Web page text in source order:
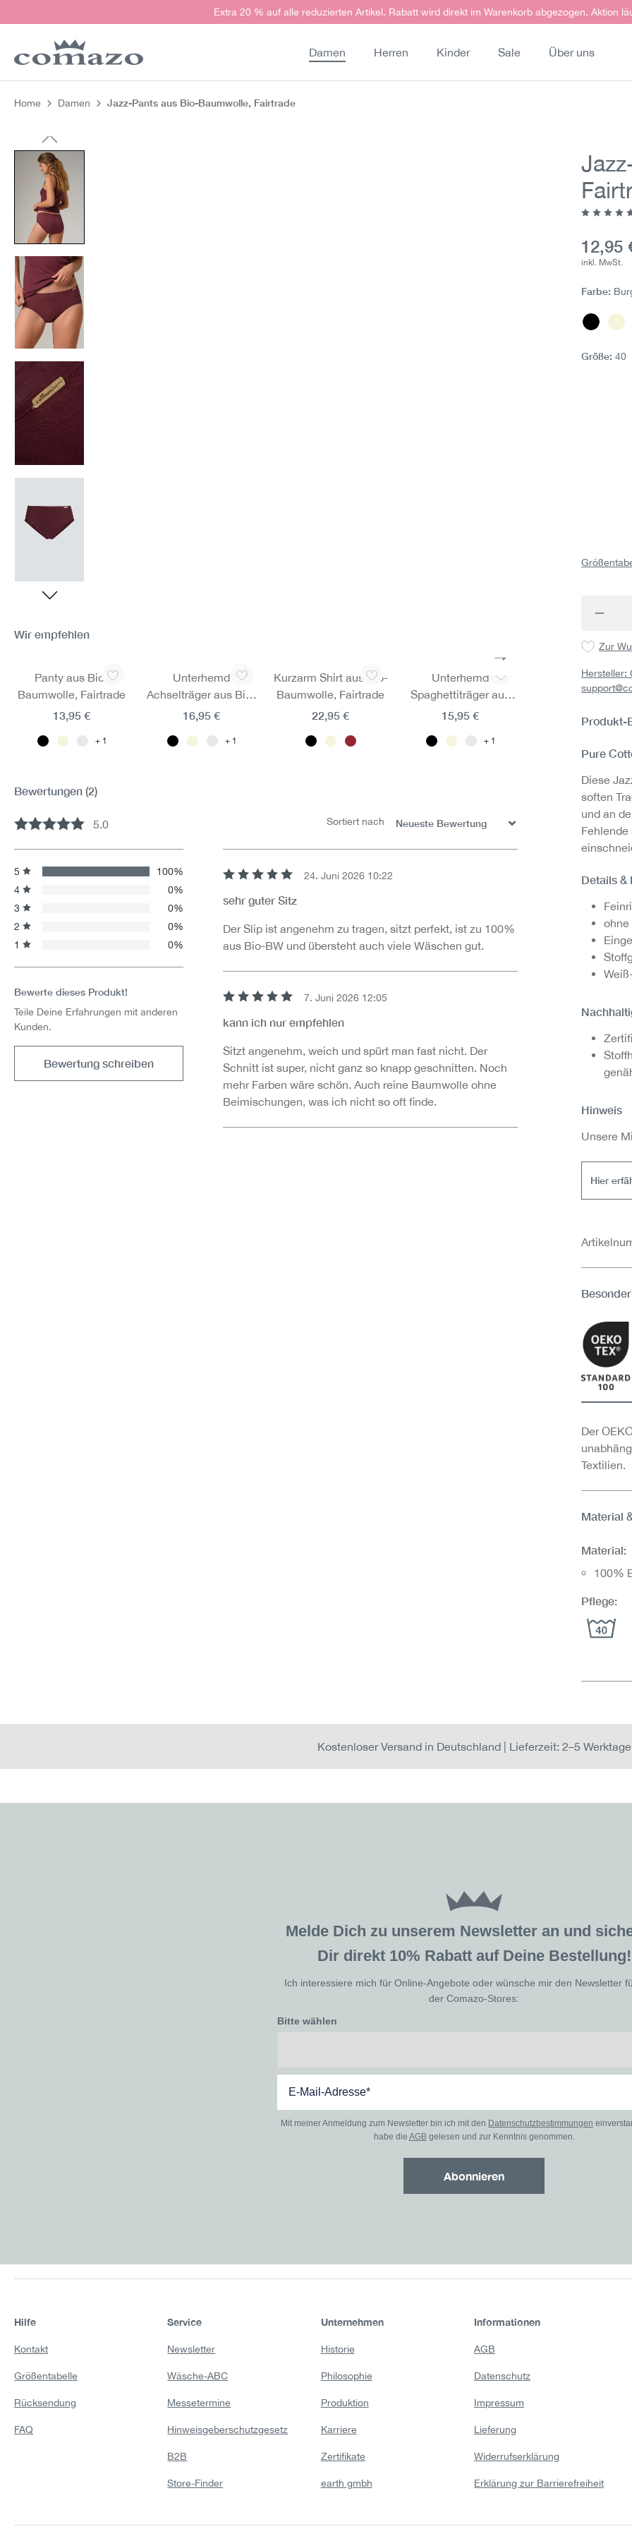
Zur Hauptnavigation springenExtra 20 % auf alle reduzierten Artikel. Rabatt wird direkt im Warenkorb abgezogen. Aktion
Damen Herren Kinder Sale Über uns
Home Damen Jazz-Pants aus Bio-Baumwolle, Fairtrade
Bildergalerie überspringen
12,95
inkl. MwSt.
Farbe:
Schwarz
Größe:40
Zur
Hersteller:
Produkt-
Pure
Diese
soften
und an
Details &
ohne
Hinweis
Unsere
Hier
Der
Textilien.
Material
Material:
100%
Pflege:
Wir empfehlen
Panty aus Bio-
Baumwolle, Fairtrade
1
13,95 €
Unterhemd
Achselträger aus Bio-
Baumwolle, Fairtrade
1
16,95 €
Kurzarm Shirt aus Bio-
Baumwolle, Fairtrade
22,95 €
Unterhemd
Spaghettiträger aus
Bio-Baumwolle,
1
15,95 €
Mini-Slip aus
Baumwolle,
11,95 €
Bewertungen (2)
Durchschnittliche Bewertung von 5 von 5 Sternen
5.0 Sortiert nach
5
100%
4
0%
3
0%
2
0%
1
0%
Bewerte dieses Produkt!
Teile Deine Erfahrungen mit anderen
Kunden.
Bewertung schreiben
24. Juni 2026 10:22
sehr guter Sitz
Der Slip ist angenehm zu tragen, sitzt perfekt, ist zu 100%
aus Bio-BW und übersteht auch viele Wäschen gut.
7. Juni 2026 12:05
kann ich nur empfehlen
Sitzt angenehm, weich und spürt man fast nicht. Der
Schnitt ist super, nicht ganz so knapp geschnitten. Noch
mehr Farben wäre schön. Auch reine Baumwolle ohne
Beimischungen, was ich nicht so oft finde.
Kostenloser Versand in Deutschland | Lieferzeit: 2–5 Werktage
Melde Dich zu unserem Newsletter an und
Dir direkt 10% Rabatt auf Deine Bestellung!
Ich interessiere mich für Online-Angebote oder wünsche mir den Newsletter
der Comazo-Stores:
Bitte wählen
Mit meiner Anmeldung zum Newsletter bin ich mit den Datenschutzbestimmungen
habe die AGBgelesen und zur Kenntnis genommen.
Abonnieren
Hilfe
Kontakt
Größentabelle
Rücksendung
FAQ
Service
Newsletter
Wäsche-ABC
Messetermine
Hinweisgeberschutzgesetz
B2B
Store-Finder
Unternehmen
Historie
Philosophie
Produktion
Karriere
Zertifikate
earth gmbh
Informationen
AGB
Datenschutz
Impressum
Lieferung
Widerrufserklärung
Erklärung zur Barrierefreiheit